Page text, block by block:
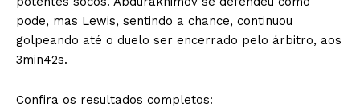
pode, mas Lewis, sentindo a chance, continuou
golpeando até o duelo ser encerrado pelo árbitro, aos
3min42s.
Confira os resultados completos: